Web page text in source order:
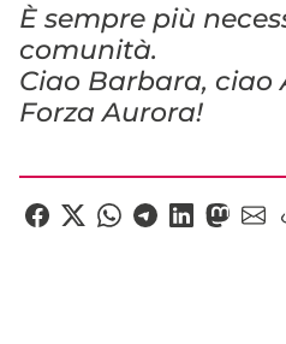
È sempre più
comunità.
Ciao Barbara, ciao
Forza Aurora!